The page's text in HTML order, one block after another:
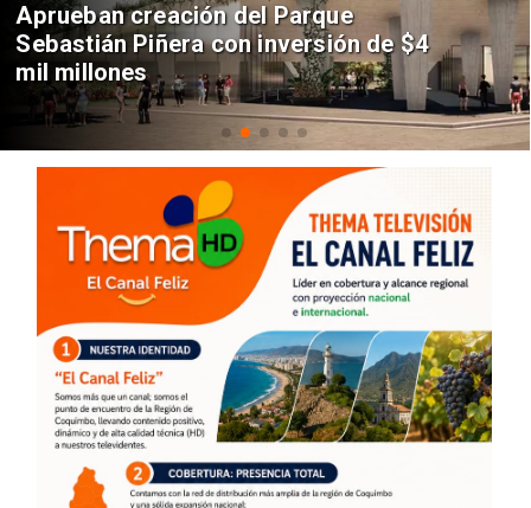
Aprueban creación del Parque
Sebastián Piñera con inversión de $4
mil millones